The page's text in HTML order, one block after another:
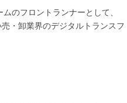
のフロントランナーとして、
・卸業界のデジタルトランスフ